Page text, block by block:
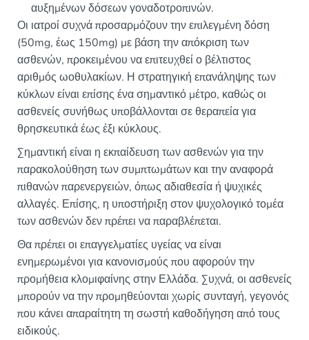
αυξημένων δόσεων γοναδοτροπινών.
Οι ιατροί συχνά προσαρμόζουν την επιλεγμένη δόση
(50mg, έως 150mg) με βάση την απόκριση των
ασθενών, προκειμένου να επιτευχθεί ο βέλτιστος
αριθμός ωοθυλακίων. Η στρατηγική επανάληψης των
κύκλων είναι επίσης ένα σημαντικό μέτρο, καθώς οι
ασθενείς συνήθως υποβάλλονται σε θεραπεία για
θρησκευτικά έως έξι κύκλους.
Σημαντική είναι η εκπαίδευση των ασθενών για την
παρακολούθηση των συμπτωμάτων και την αναφορά
πιθανών παρενεργειών, όπως αδιαθεσία ή ψυχικές
αλλαγές. Επίσης, η υποστήριξη στον ψυχολογικό τομέα
των ασθενών δεν πρέπει να παραβλέπεται.
Θα πρέπει οι επαγγελματίες υγείας να είναι
ενημερωμένοι για κανονισμούς που αφορούν την
προμήθεια κλομιφαίνης στην Ελλάδα. Συχνά, οι ασθενείς
μπορούν να την προμηθεύονται χωρίς συνταγή, γεγονός
που κάνει απαραίτητη τη σωστή καθοδήγηση από τους
ειδικούς.